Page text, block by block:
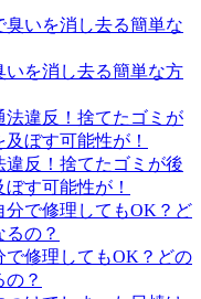
を消し去る簡単な方
反！捨てたゴミが後
す可能性が！
修理してもOK？どの
？